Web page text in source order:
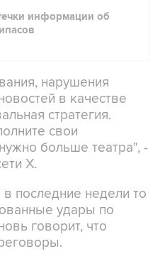
информации об
нарушения
в качестве
стратегия.
свои
больше театра", -
X.
последние недели то
удары по
говорит, что